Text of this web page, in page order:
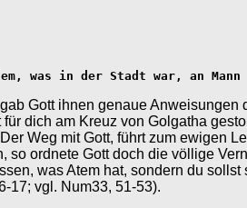
was in der Stadt war, an
Gott ihnen genaue
dich am Kreuz von Golgatha
Weg mit Gott, führt zum ewigen
so ordnete Gott doch die völlige
was Atem hat, sondern du
17; vgl. Num33, 51-53).